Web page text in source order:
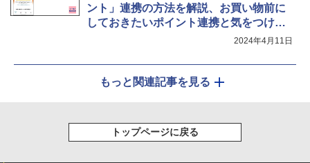
ント」連携の方法を解説、お買い物前に
しておきたいポイント連携と気をつけた
2024年4月11日
もっと関連記事を見る
トップページに戻る